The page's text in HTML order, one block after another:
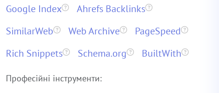
Google Index
Ahrefs Backlinks
SimilarWeb
Web Archive
PageSpeed
Rich Snippets
Schema.org BuiltWith
Професійні інструменти: